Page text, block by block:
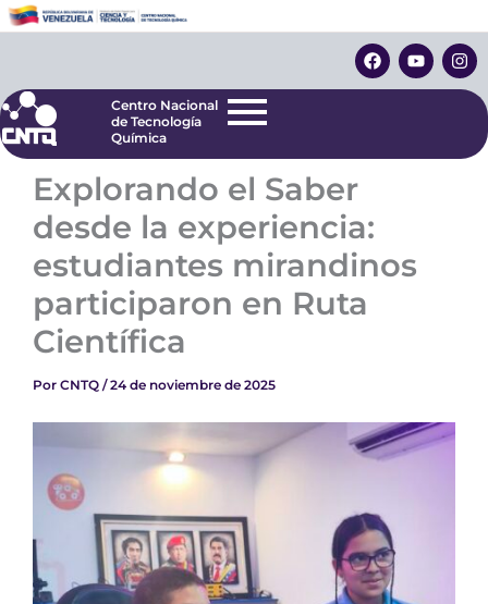
al
F
a
c
o
Y
o
u
e
I
n
s
r
Centro Nacional
de Tecnología
Centro Nacional
de Tecnología
Química
Explorando el Saber
desde la experiencia:
estudiantes mirandinos
participaron en Ruta
Científica
Por CNTQ /24 de noviembre de 2025